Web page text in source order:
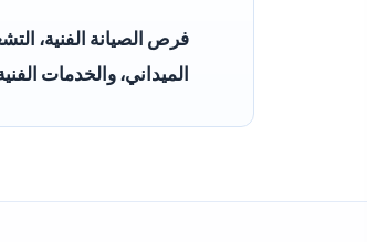
فرص الصيانة الفنية،
الميداني، والخدمات